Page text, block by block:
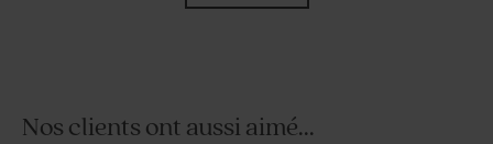
Nos clients ont aussi aimé...